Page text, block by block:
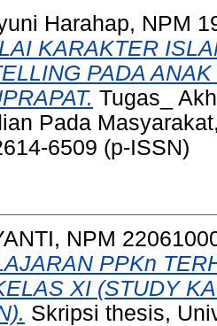
Harahap, NPM
KARAKTER
PADA
Tugas_
Pada
6509 (p-ISSN)
NPM
PPKn
XI (STUDY
Skripsi thesis,